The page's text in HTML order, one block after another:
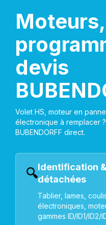
devis
Volet HS, moteur en
électronique à remplacer
BUBENDORFF direct.
🔍Identification
détachées
Tablier, lames,
électroniques,
gammes ID/ID1/ID2/